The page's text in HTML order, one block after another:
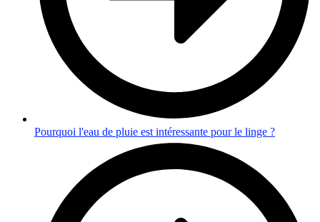
Pourquoi l'eau de pluie est intéressante pour le linge ?